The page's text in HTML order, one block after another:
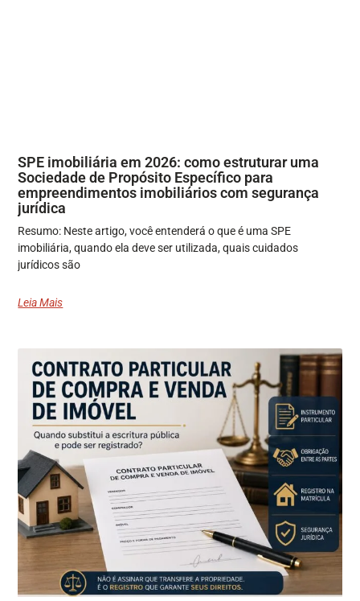
SPE imobiliária em 2026: como estruturar uma
Sociedade de Propósito Específico para
empreendimentos imobiliários com segurança
jurídica
Resumo: Neste artigo, você entenderá o que é uma SPE
imobiliária, quando ela deve ser utilizada, quais cuidados
jurídicos são
Leia Mais